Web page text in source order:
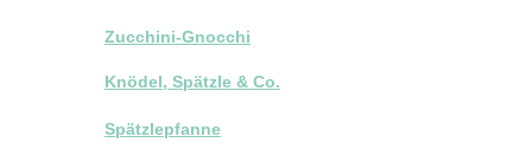
Zucchini-Gnocchi
Knödel, Spätzle & Co.
Spätzlepfanne